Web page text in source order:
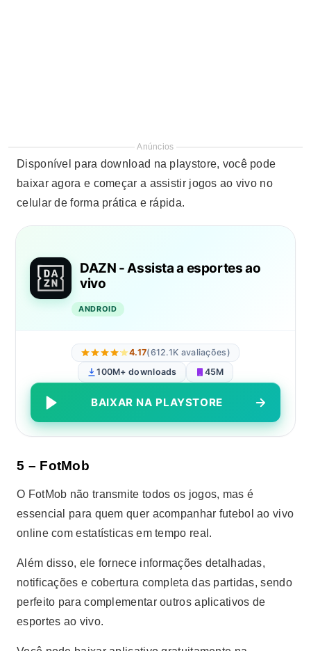
Anúncios
Disponível para download na playstore, você pode
baixar agora e começar a assistir jogos ao vivo no
celular de forma prática e rápida.
DAZN - Assista a esportes ao
vivo
ANDROID
4.17(612.1K avaliações)
100M+ downloads
45M
BAIXAR NA PLAYSTORE
5 – FotMob
O FotMob não transmite todos os jogos, mas é
essencial para quem quer acompanhar futebol ao vivo
online com estatísticas em tempo real.
Além disso, ele fornece informações detalhadas,
notificações e cobertura completa das partidas, sendo
perfeito para complementar outros aplicativos de
esportes ao vivo.